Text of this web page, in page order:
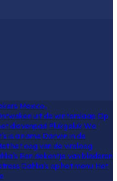
Mexico,
uit de winterslaap Op
dievenpad Plukgeluk We
is a name Darwin in de
het oog van de viroloog
Een dekentje van bladeren
Dahlia's op het menu Het